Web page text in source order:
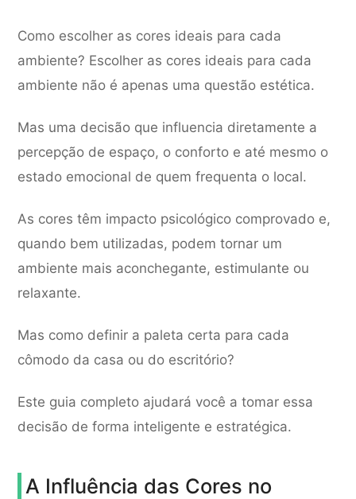
Como escolher as cores ideais para cada
ambiente? Escolher as cores ideais para cada
ambiente não é apenas uma questão estética.
Mas uma decisão que influencia diretamente a
percepção de espaço, o conforto e até mesmo o
estado emocional de quem frequenta o local.
As cores têm impacto psicológico comprovado e,
quando bem utilizadas, podem tornar um
ambiente mais aconchegante, estimulante ou
relaxante.
Mas como definir a paleta certa para cada
cômodo da casa ou do escritório?
Este guia completo ajudará você a tomar essa
decisão de forma inteligente e estratégica.
A Influência das Cores no